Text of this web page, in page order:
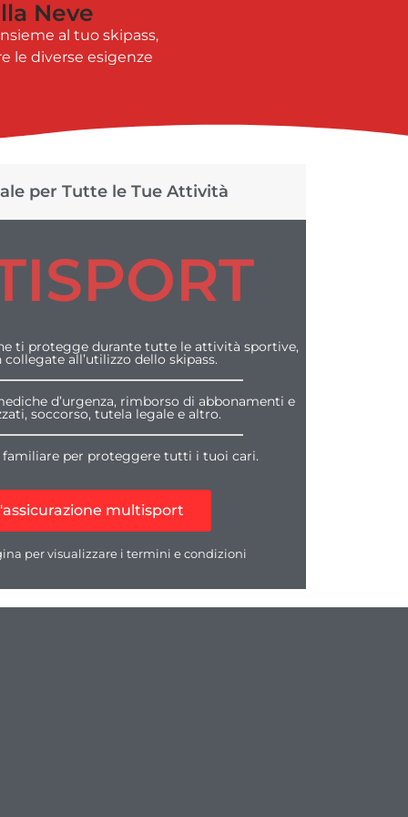
Neve
al tuo skipass,
le diverse esigenze
per Tutte le Tue Attività
ti protegge durante tutte le attività sportive,
all’utilizzo dello skipass.
d’urgenza, rimborso di abbonamenti e
soccorso, tutela legale e altro.
per proteggere tutti i tuoi cari.
multisport
per visualizzare i termini e condizioni